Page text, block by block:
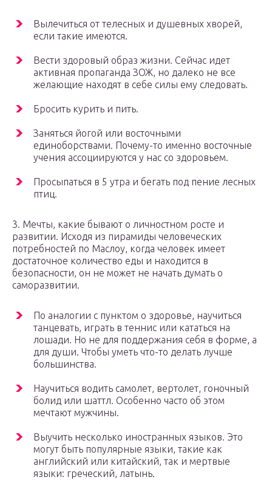
Вылечиться от телесных и душевных хворей,
если такие имеются.
Вести здоровый образ жизни. Сейчас идет
активная пропаганда ЗОЖ, но далеко не все
желающие находят в себе силы ему следовать.
Бросить курить и пить.
Заняться йогой или восточными
единоборствами. Почему-то именно восточные
учения ассоциируются у нас со здоровьем.
Просыпаться в 5 утра и бегать под пение лесных
птиц.
3. Мечты, какие бывают о личностном росте и
развитии. Исходя из пирамиды человеческих
потребностей по Маслоу, когда человек имеет
достаточное количество еды и находится в
безопасности, он не может не начать думать о
саморазвитии.
По аналогии с пунктом о здоровье, научиться
танцевать, играть в теннис или кататься на
лошади. Но не для поддержания себя в форме, а
для души. Чтобы уметь что-то делать лучше
большинства.
Научиться водить самолет, вертолет, гоночный
болид или шаттл. Особенно часто об этом
мечтают мужчины.
Выучить несколько иностранных языков. Это
могут быть популярные языки, такие как
английский или китайский, так и мертвые
языки: греческий, латынь.